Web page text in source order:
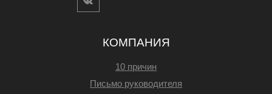
КОМПАНИЯ
10 причин
Письмо руководителя